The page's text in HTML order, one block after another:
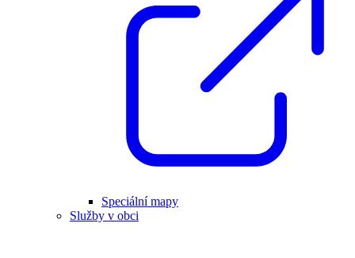
Speciální mapy
Služby v obci